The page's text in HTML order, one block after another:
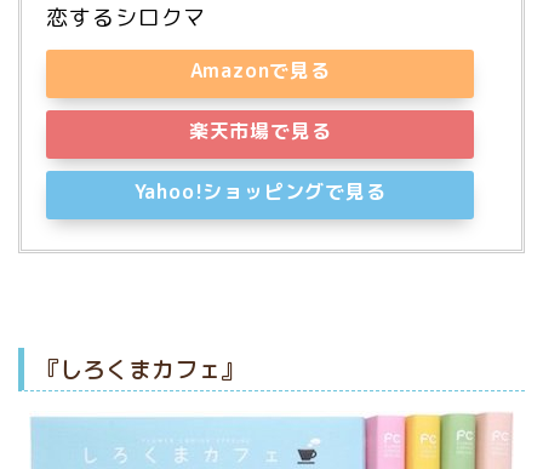
恋するシロクマ
Amazonで見る
楽天市場で見る
Yahoo!ショッピングで見る
『しろくまカフェ』